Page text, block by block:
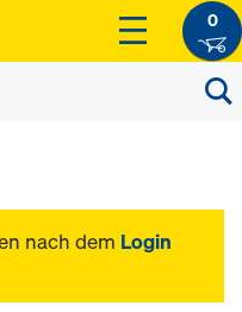
0
nach dem Login